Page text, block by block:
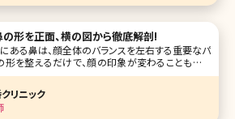
形を正面、横の図から徹底解剖!
ある鼻は、顔全体のバランスを左右する重要なパ
形を整えるだけで、顔の印象が変わることもあり
な鼻の黄金比率や、解剖学の観点からみた理想の
明します。 理想的な鼻の形をご存知です
美の黄金比率があります。下のイラストを見てく
のイラ
リニック